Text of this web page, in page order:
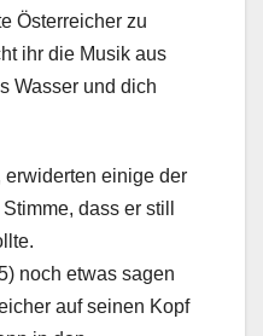
Österreicher zu
ihr die Musik aus
Wasser und dich
einige der
dass er still
noch etwas sagen
auf seinen Kopf